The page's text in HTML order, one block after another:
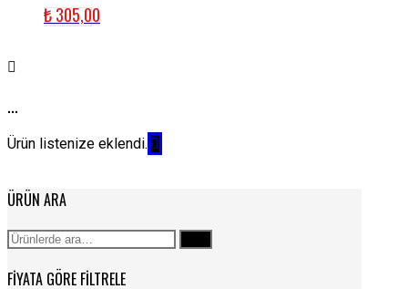
₺305,00
...
Ürün listenize eklendi.
ÜRÜN ARA
Ara:
FIYATA GÖRE FILTRELE